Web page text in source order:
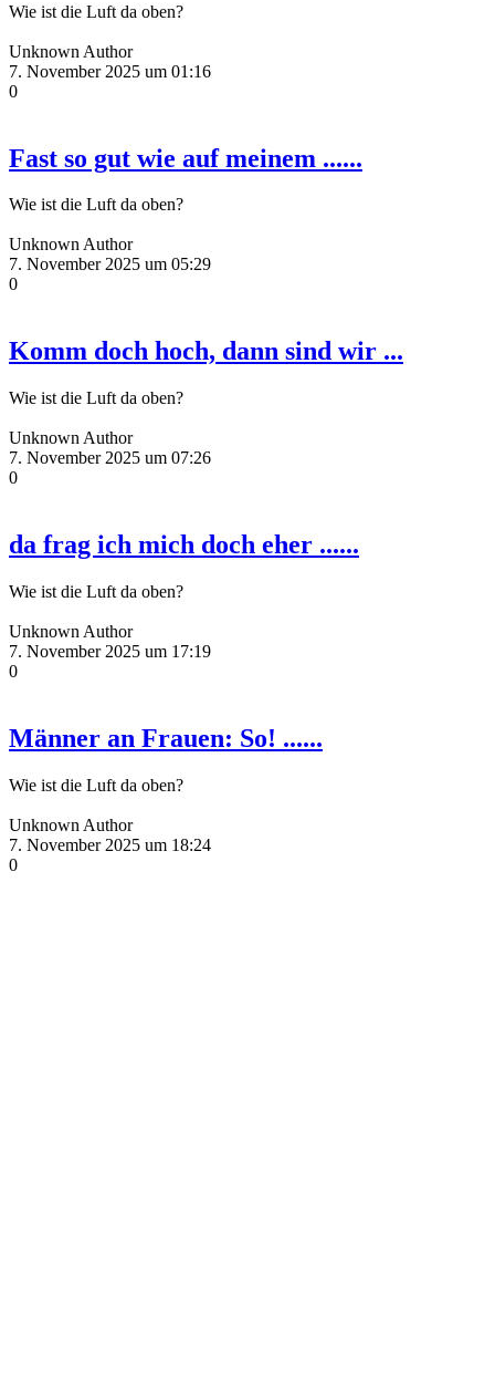
Wie ist die Luft da oben?
Unknown Author
7. November 2025 um 01:16
0
Fast so gut wie auf meinem ......
Wie ist die Luft da oben?
Unknown Author
7. November 2025 um 05:29
0
Komm doch hoch, dann sind wir ...
Wie ist die Luft da oben?
Unknown Author
7. November 2025 um 07:26
0
da frag ich mich doch eher ......
Wie ist die Luft da oben?
Unknown Author
7. November 2025 um 17:19
0
Männer an Frauen: So! ......
Wie ist die Luft da oben?
Unknown Author
7. November 2025 um 18:24
0